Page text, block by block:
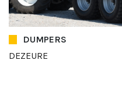
DUMPERS
DEZEURE